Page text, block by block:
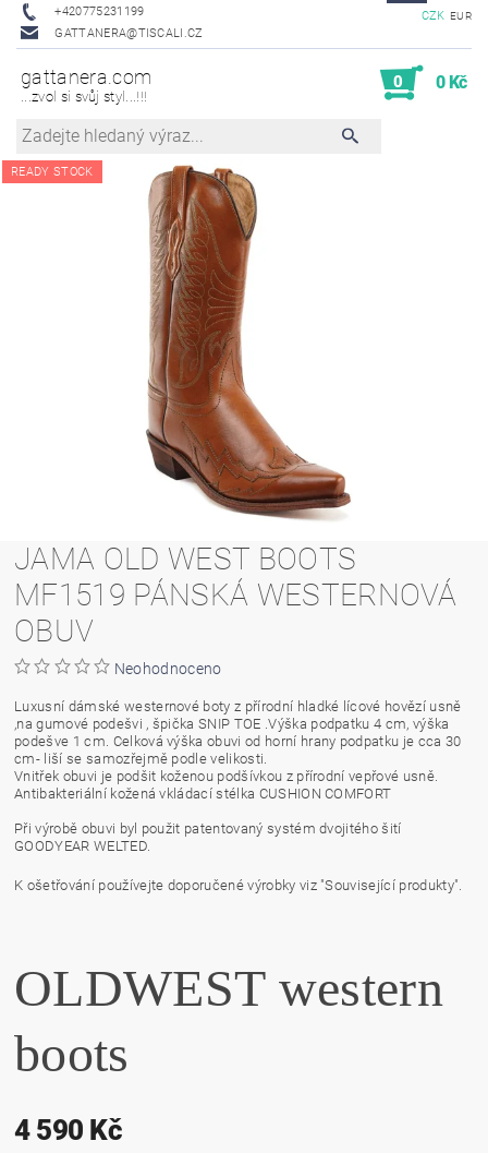
+420775231199
GATTANERA@TISCALI.CZ
CZK EUR
gattanera.com
...zvol si svůj styl...!!!
0 0 Kč
READY STOCK
JAMA OLD WEST BOOTS
MF1519 PÁNSKÁ WESTERNOVÁ
OBUV
Neohodnoceno
Luxusní dámské westernové boty z přírodní hladké lícové hovězí usně
,na gumové podešvi , špička SNIP TOE .Výška podpatku 4 cm, výška
podešve 1 cm. Celková výška obuvi od horní hrany podpatku je cca 30
cm- liší se samozřejmě podle velikosti.
Vnitřek obuvi je podšit koženou podšívkou z přírodní vepřové usně.
Antibakteriální kožená vkládací stélka CUSHION COMFORT
Při výrobě obuvi byl použit patentovaný systém dvojitého šití
GOODYEAR WELTED.
K ošetřování používejte doporučené výrobky viz "Související produkty".
OLDWEST western
boots
4 590 Kč